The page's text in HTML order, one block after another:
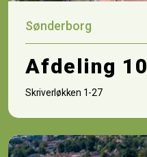
Sønderborg
Afdeling 10
Skriverløkken 1-27